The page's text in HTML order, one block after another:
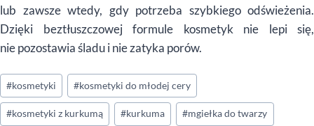
lub zawsze wtedy, gdy potrzeba szybkiego odświeżenia.
Dzięki beztłuszczowej formule kosmetyk nie lepi się,
nie pozostawia śladu i nie zatyka porów.
Tagi
wpisu:
#kosmetyki #kosmetyki do młodej cery
#kosmetyki z kurkumą #kurkuma #mgiełka do twarzy